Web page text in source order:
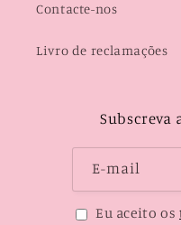
Contacte-nos
Livro de reclamações
Subscreva
E-mail
Eu aceito os